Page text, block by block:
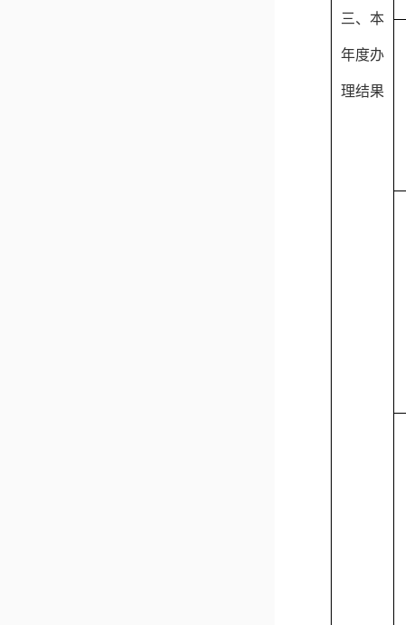
三、本
年度办
理结果